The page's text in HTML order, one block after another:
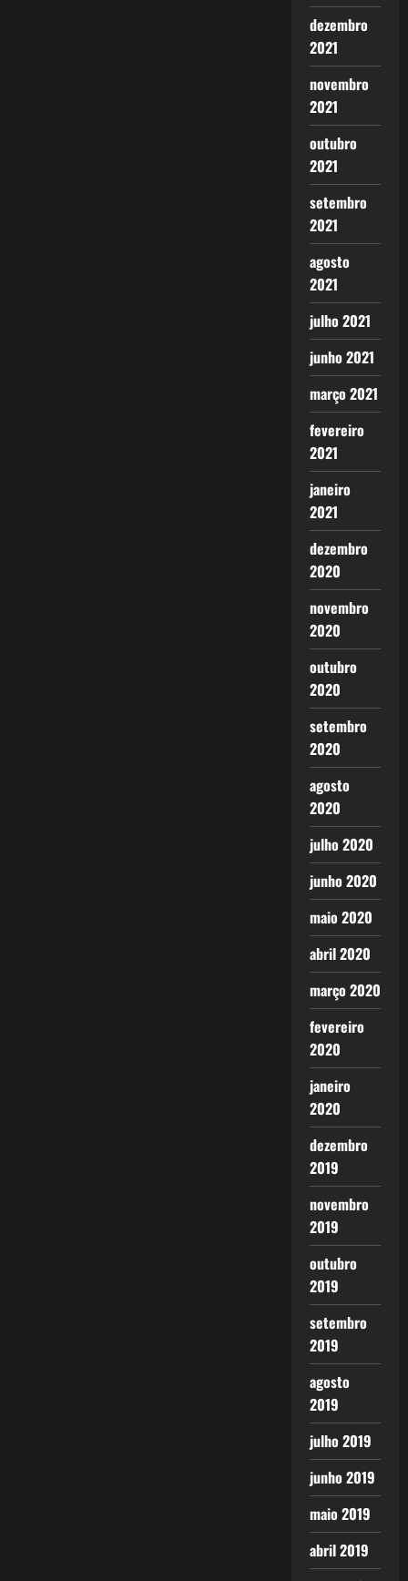
dezembro
2021
novembro
2021
outubro
2021
setembro
2021
agosto
2021
julho 2021
junho 2021
março 2021
fevereiro
2021
janeiro
2021
dezembro
2020
novembro
2020
outubro
2020
setembro
2020
agosto
2020
julho 2020
junho 2020
maio 2020
abril 2020
março 2020
fevereiro
2020
janeiro
2020
dezembro
2019
novembro
2019
outubro
2019
setembro
2019
agosto
2019
julho 2019
junho 2019
maio 2019
abril 2019